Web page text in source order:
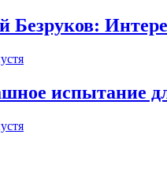
Безруков:
испытание